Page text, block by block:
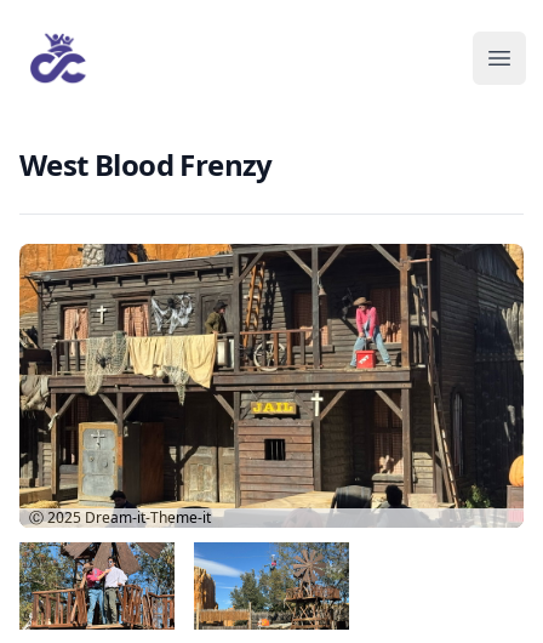
West Blood Frenzy
Ⓒ 2025 Dream-it-Theme-it